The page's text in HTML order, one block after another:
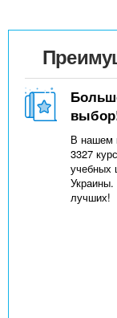
В нашем
3327
учебных
лучших!